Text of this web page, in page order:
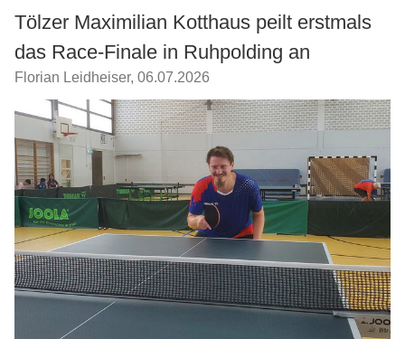
Tölzer Maximilian Kotthaus peilt erstmals
das Race-Finale in Ruhpolding an
Florian Leidheiser, 06.07.2026